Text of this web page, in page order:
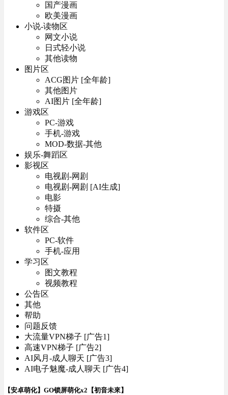
国产漫画
欧美漫画
小说-读物区
网文小说
日式轻小说
其他读物
图片区
ACG图片 [全年龄]
其他图片
AI图片 [全年龄]
游戏区
PC-游戏
手机-游戏
MOD-数据-其他
娱乐-舞蹈区
影视区
电视剧-网剧
电视剧-网剧 [AI生成]
电影
特摄
综合-其他
软件区
PC-软件
手机-应用
学习区
图文教程
视频教程
公告区
其他
帮助
问题反馈
大流量VPN梯子 [广告1]
高速VPN梯子 [广告2]
AI风月-成人聊天 [广告3]
AI电子魅魔-成人聊天 [广告4]
【安卓萌化】GO锁屏萌化x2【初音未來】